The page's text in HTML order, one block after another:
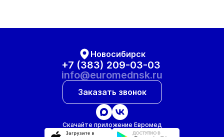
Новосибирск
+7 (383) 209-03-03
info@euromednsk.ru
Заказать звонок
Скачайте приложение Евромед